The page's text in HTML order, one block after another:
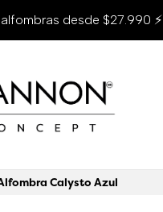
desde $27.990 ⚡
Calysto Azul